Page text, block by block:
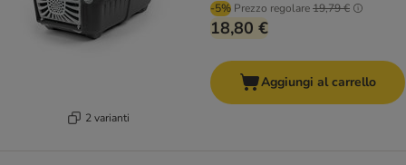
2 varianti
-5% Prezzo regolare19,79 €
18,80 €
Aggiungi al carrello